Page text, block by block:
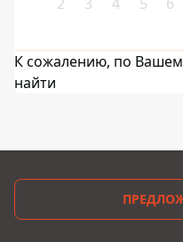
К сожалению, по
найти